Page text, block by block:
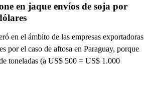
en jaque envíos de soja por
en el ámbito de las empresas exportadoras
por el caso de aftosa en Paraguay, porque
toneladas (a US$ 500 = US$ 1.000